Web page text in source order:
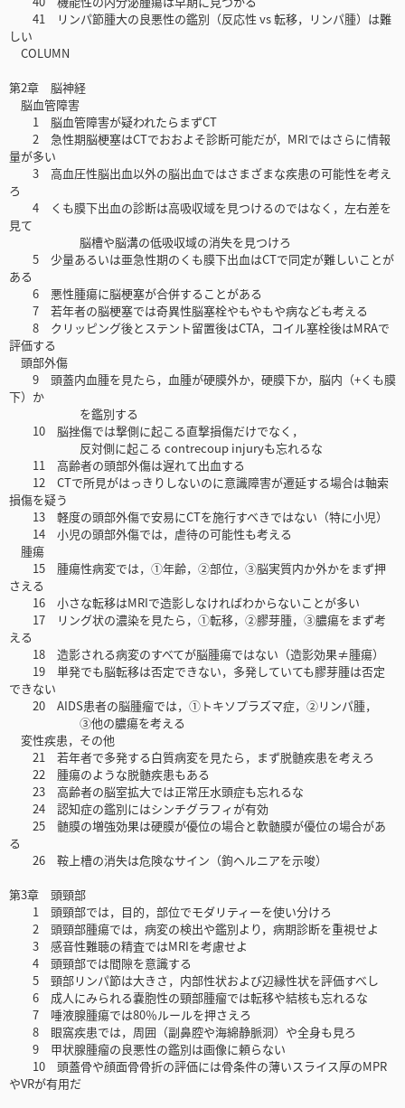
41 リンパ節腫大の良悪性の鑑別（反応性 vs 転移，リンパ腫）は難
しい
COLUMN
第2章 脳神経
脳血管障害
1 脳血管障害が疑われたらまずCT
2 急性期脳梗塞はCTでおおよそ診断可能だが，MRIではさらに情報
量が多い
3 高血圧性脳出血以外の脳出血ではさまざまな疾患の可能性を考え
ろ
4 くも膜下出血の診断は高吸収域を見つけるのではなく，左右差を
見て
脳槽や脳溝の低吸収域の消失を見つけろ
5 少量あるいは亜急性期のくも膜下出血はCTで同定が難しいことが
ある
6 悪性腫瘍に脳梗塞が合併することがある
7 若年者の脳梗塞では奇異性脳塞栓やもやもや病なども考える
8 クリッピング後とステント留置後はCTA，コイル塞栓後はMRAで
評価する
頭部外傷
9 頭蓋内血腫を見たら，血腫が硬膜外か，硬膜下か，脳内（+くも膜
下）か
を鑑別する
10 脳挫傷では撃側に起こる直撃損傷だけでなく，
反対側に起こる contrecoup injuryも忘れるな
11 高齢者の頭部外傷は遅れて出血する
12 CTで所見がはっきりしないのに意識障害が遷延する場合は軸索
損傷を疑う
13 軽度の頭部外傷で安易にCTを施行すべきではない（特に小児）
14 小児の頭部外傷では，虐待の可能性も考える
腫瘍
15 腫瘍性病変では，①年齢，②部位，③脳実質内か外かをまず押
さえる
16 小さな転移はMRIで造影しなければわからないことが多い
17 リング状の濃染を見たら，①転移，②膠芽腫，③膿瘍をまず考
える
18 造影される病変のすべてが脳腫瘍ではない（造影効果≠腫瘍）
19 単発でも脳転移は否定できない，多発していても膠芽腫は否定
できない
20 AIDS患者の脳腫瘤では，①トキソプラズマ症，②リンパ腫，
③他の膿瘍を考える
変性疾患，その他
21 若年者で多発する白質病変を見たら，まず脱髄疾患を考えろ
22 腫瘍のような脱髄疾患もある
23 高齢者の脳室拡大では正常圧水頭症も忘れるな
24 認知症の鑑別にはシンチグラフィが有効
25 髄膜の増強効果は硬膜が優位の場合と軟髄膜が優位の場合があ
る
26 鞍上槽の消失は危険なサイン（鉤ヘルニアを示唆）
第3章 頭頸部
1 頭頸部では，目的，部位でモダリティーを使い分けろ
2 頭頸部腫瘍では，病変の検出や鑑別より，病期診断を重視せよ
3 感音性難聴の精査ではMRIを考慮せよ
4 頭頸部では間隙を意識する
5 頸部リンパ節は大きさ，内部性状および辺縁性状を評価すべし
6 成人にみられる嚢胞性の頸部腫瘤では転移や結核も忘れるな
7 唾液腺腫瘍では80％ルールを押さえろ
8 眼窩疾患では，周囲（副鼻腔や海綿静脈洞）や全身も見ろ
9 甲状腺腫瘤の良悪性の鑑別は画像に頼らない
10 頭蓋骨や顔面骨骨折の評価には骨条件の薄いスライス厚のMPR
やVRが有用だ